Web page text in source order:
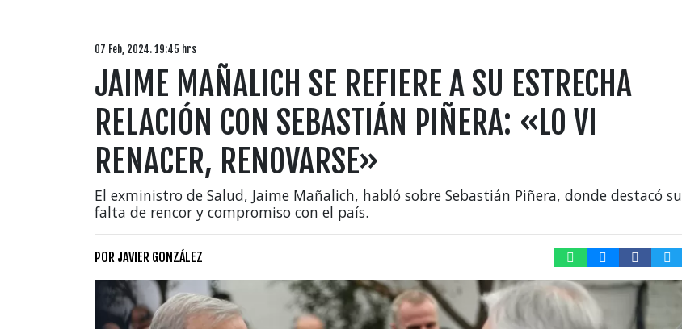
07 Feb, 2024. 19:45 hrs
JAIME MAÑALICH SE REFIERE A SU ESTRECHA
RELACIÓN CON SEBASTIÁN PIÑERA: «LO VI
RENACER, RENOVARSE»
El exministro de Salud, Jaime Mañalich, habló sobre Sebastián Piñera, donde destacó su
falta de rencor y compromiso con el país.
POR JAVIER GONZÁLEZ